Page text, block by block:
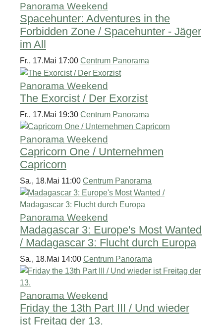
Panorama Weekend
Spacehunter: Adventures in the
Forbidden Zone / Spacehunter - Jäger
im All
Fr., 17.Mai 17:00 Centrum Panorama
Panorama Weekend
The Exorcist / Der Exorzist
Fr., 17.Mai 19:30 Centrum Panorama
Panorama Weekend
Capricorn One / Unternehmen
Capricorn
Sa., 18.Mai 11:00 Centrum Panorama
Panorama Weekend
Madagascar 3: Europe's Most Wanted
/ Madagascar 3: Flucht durch Europa
Sa., 18.Mai 14:00 Centrum Panorama
Panorama Weekend
Friday the 13th Part III / Und wieder
ist Freitag der 13.